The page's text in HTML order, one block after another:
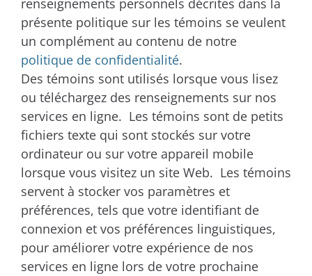
renseignements personnels décrites dans la
présente politique sur les témoins se veulent
un complément au contenu de notre
politique de confidentialité.
Des témoins sont utilisés lorsque vous lisez
ou téléchargez des renseignements sur nos
services en ligne. Les témoins sont de petits
fichiers texte qui sont stockés sur votre
ordinateur ou sur votre appareil mobile
lorsque vous visitez un site Web. Les témoins
servent à stocker vos paramètres et
préférences, tels que votre identifiant de
connexion et vos préférences linguistiques,
pour améliorer votre expérience de nos
services en ligne lors de votre prochaine